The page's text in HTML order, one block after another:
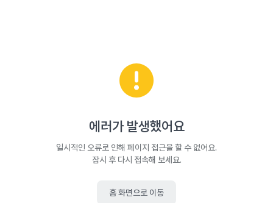
에러가 발생했어요
일시적인 오류로 인해 페이지 접근을 할 수 없어요.
잠시 후 다시 접속해 보세요.
홈 화면으로 이동